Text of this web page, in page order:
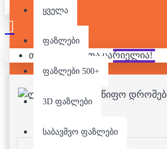
ყველა
ფაზლები
ფაზლები 500+
3D ფაზლები
საბავშვო ფაზლები
თქვენი კალათა ცარიელია!
ᲚᲝᲢᲝ -